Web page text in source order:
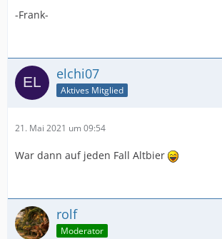
-Frank-
elchi07
Aktives Mitglied
21. Mai 2021 um 09:54
War dann auf jeden Fall Altbier
rolf
Moderator